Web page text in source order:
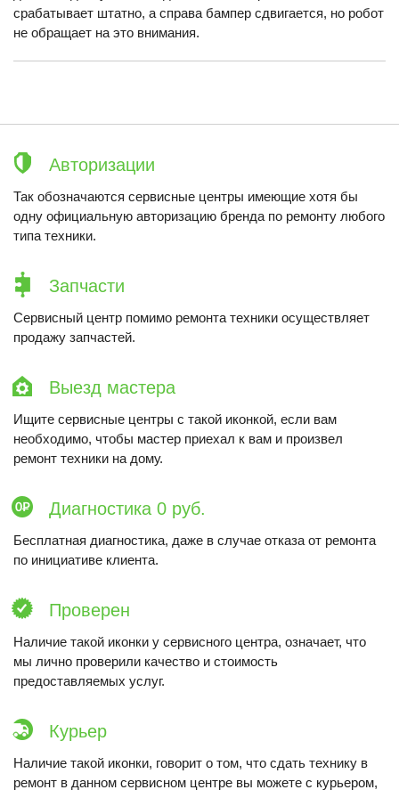
срабатывает штатно, а справа бампер сдвигается, но робот
не обращает на это внимания.
Авторизации
Так обозначаются сервисные центры имеющие хотя бы
одну официальную авторизацию бренда по ремонту любого
типа техники.
Запчасти
Сервисный центр помимо ремонта техники осуществляет
продажу запчастей.
Выезд мастера
Ищите сервисные центры с такой иконкой, если вам
необходимо, чтобы мастер приехал к вам и произвел
ремонт техники на дому.
Диагностика 0 руб.
Бесплатная диагностика, даже в случае отказа от ремонта
по инициативе клиента.
Проверен
Наличие такой иконки у сервисного центра, означает, что
мы лично проверили качество и стоимость
предоставляемых услуг.
Курьер
Наличие такой иконки, говорит о том, что сдать технику в
ремонт в данном сервисном центре вы можете с курьером,